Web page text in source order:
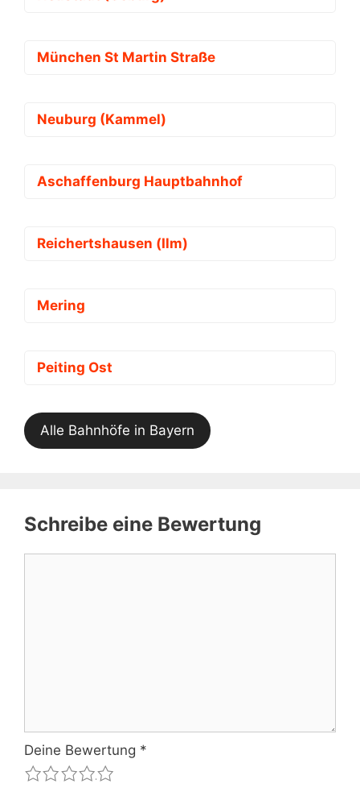
München St Martin Straße
Neuburg (Kammel)
Aschaffenburg Hauptbahnhof
Reichertshausen (Ilm)
Mering
Peiting Ost
Alle Bahnhöfe in Bayern
Schreibe eine Bewertung
Deine Bewertung *
4
3
2
1